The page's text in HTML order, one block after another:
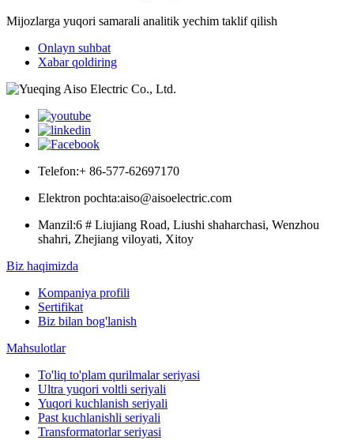
Mijozlarga yuqori samarali analitik yechim taklif qilish
Onlayn suhbat
Xabar qoldiring
Telefon:+ 86-577-62697170
Elektron pochta:aiso@aisoelectric.com
Manzil:6 # Liujiang Road, Liushi shaharchasi, Wenzhou
shahri, Zhejiang viloyati, Xitoy
Biz haqimizda
Kompaniya profili
Sertifikat
Biz bilan bog'lanish
Mahsulotlar
To'liq to'plam qurilmalar seriyasi
Ultra yuqori voltli seriyali
Yuqori kuchlanish seriyali
Past kuchlanishli seriyali
Transformatorlar seriyasi